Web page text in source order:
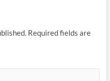
Required fields are